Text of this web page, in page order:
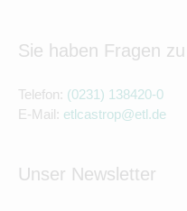
Sie haben Fragen
Telefon: (0231) 138420-0
E-Mail: etlcastrop@etl.de
Unser Newsletter